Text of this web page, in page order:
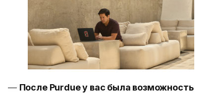
— После Purdue у вас была возможность